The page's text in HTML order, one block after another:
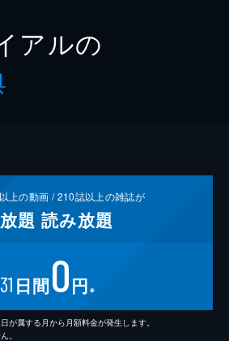
アルの
上の動画 /210誌以上の雑誌が
題 読み放題
31 日間0円 ※
が属する月から月額料金が発生します。
。